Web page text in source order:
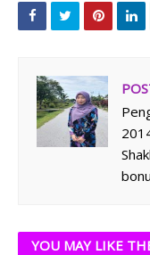
YOU MAY LIKE